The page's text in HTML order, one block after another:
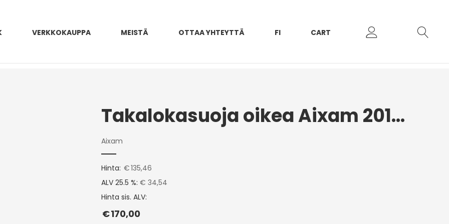
VERKKOKAUPPA MEISTÄ OTTAA YHTEYTTÄ FI CART
Takalokasuoja oikea Aixam 2010–2016
Aixam
Hinta: €135,46
ALV 25.5 %: € 34,54
Hinta sis. ALV:
€170,00